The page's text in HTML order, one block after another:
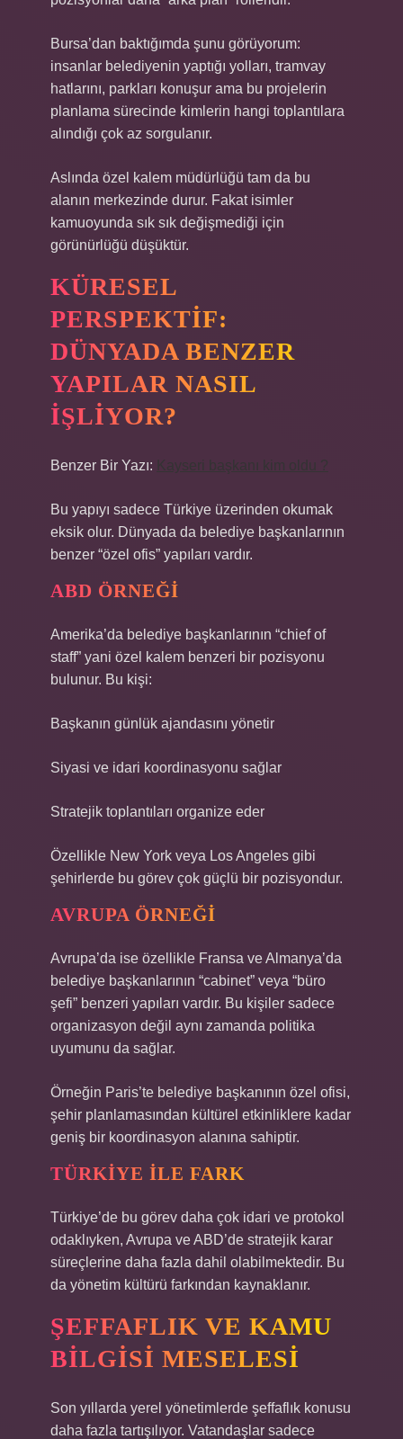
Bursa’dan baktığımda şunu görüyorum:
insanlar belediyenin yaptığı yolları, tramvay
hatlarını, parkları konuşur ama bu projelerin
planlama sürecinde kimlerin hangi toplantılara
alındığı çok az sorgulanır.
Aslında özel kalem müdürlüğü tam da bu
alanın merkezinde durur. Fakat isimler
kamuoyunda sık sık değişmediği için
görünürlüğü düşüktür.
KÜRESEL
PERSPEKTIF:
DÜNYADA BENZER
YAPILAR NASIL
İŞLIYOR?
Benzer Bir Yazı: Kayseri başkanı kim oldu ?
Bu yapıyı sadece Türkiye üzerinden okumak
eksik olur. Dünyada da belediye başkanlarının
benzer “özel ofis” yapıları vardır.
ABD ÖRNEĞI
Amerika’da belediye başkanlarının “chief of
staff” yani özel kalem benzeri bir pozisyonu
bulunur. Bu kişi:
Başkanın günlük ajandasını yönetir
Siyasi ve idari koordinasyonu sağlar
Stratejik toplantıları organize eder
Özellikle New York veya Los Angeles gibi
şehirlerde bu görev çok güçlü bir pozisyondur.
AVRUPA ÖRNEĞI
Avrupa’da ise özellikle Fransa ve Almanya’da
belediye başkanlarının “cabinet” veya “büro
şefi” benzeri yapıları vardır. Bu kişiler sadece
organizasyon değil aynı zamanda politika
uyumunu da sağlar.
Örneğin Paris’te belediye başkanının özel ofisi,
şehir planlamasından kültürel etkinliklere kadar
geniş bir koordinasyon alanına sahiptir.
TÜRKIYE ILE FARK
Türkiye’de bu görev daha çok idari ve protokol
odaklıyken, Avrupa ve ABD’de stratejik karar
süreçlerine daha fazla dahil olabilmektedir. Bu
da yönetim kültürü farkından kaynaklanır.
ŞEFFAFLIK VE KAMU
BILGISI MESELESI
Son yıllarda yerel yönetimlerde şeffaflık konusu
daha fazla tartışılıyor. Vatandaşlar sadece